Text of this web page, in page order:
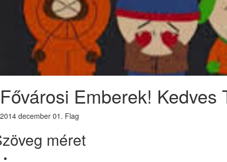
Fővárosi Emberek!
2014 december 01. Flag
méret